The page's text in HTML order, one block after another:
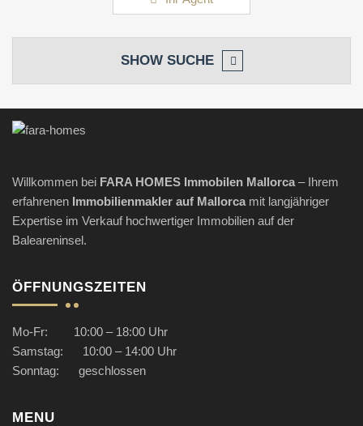
SHOW SUCHE
Willkommen bei FARA HOMES Immobilen Mallorca – Ihrem
erfahrenen Immobilienmakler auf Mallorca mit langjähriger
Expertise im Verkauf hochwertiger Immobilien auf der
Baleareninsel.
ÖFFNUNGSZEITEN
Mo-Fr: 10:00 – 18:00 Uhr
Samstag: 10:00 – 14:00 Uhr
Sonntag: geschlossen
MENU